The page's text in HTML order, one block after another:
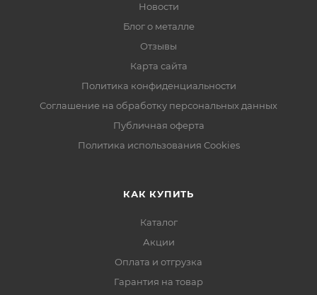
Новости
Блог о металле
Отзывы
Карта сайта
Политика конфиденциальности
Соглашение на обработку персональных данных
Публичная оферта
Политика использования Cookies
КАК КУПИТЬ
Каталог
Акции
Оплата и отгрузка
Гарантия на товар